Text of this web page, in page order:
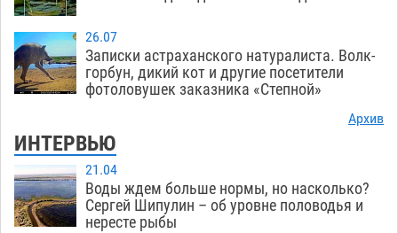
26.07
Записки астраханского натуралиста. Волк-
горбун, дикий кот и другие посетители
фотоловушек заказника «Степной»
Архив
ИНТЕРВЬЮ
21.04
Воды ждем больше нормы, но насколько?
Сергей Шипулин – об уровне половодья и
нересте рыбы